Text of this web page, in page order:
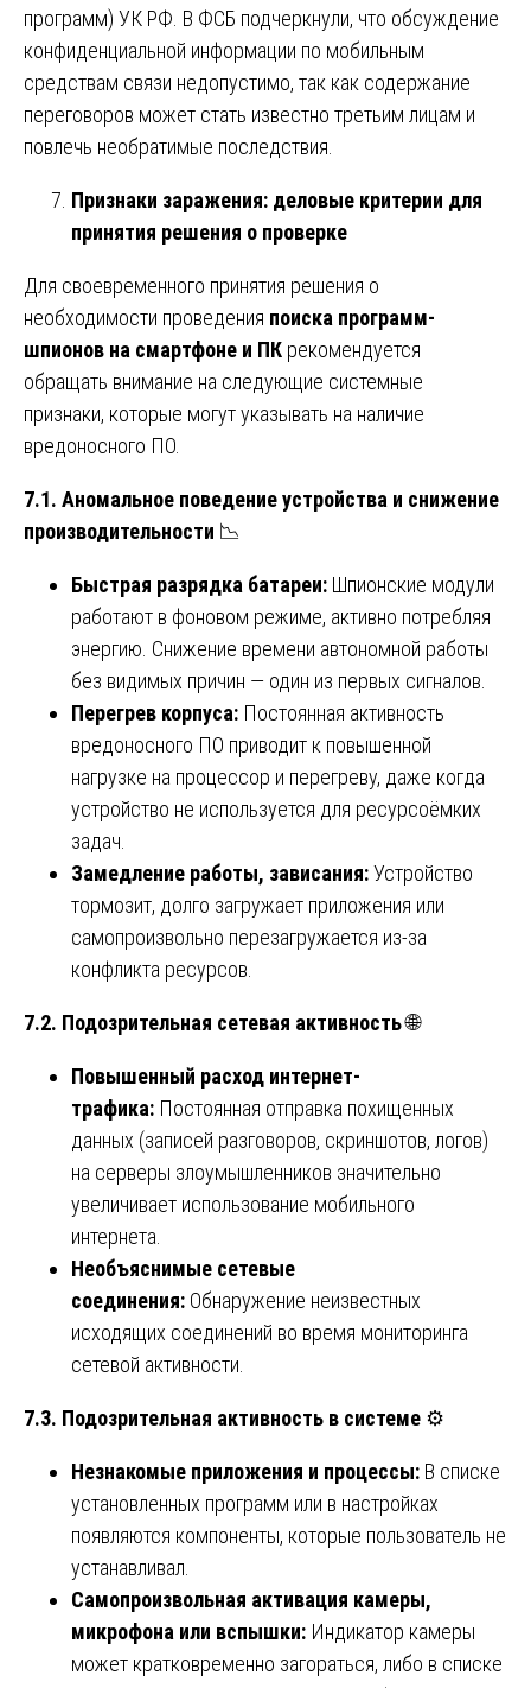
программ) УК РФ. В ФСБ подчеркнули, что обсуждение
конфиденциальной информации по мобильным
средствам связи недопустимо, так как содержание
переговоров может стать известно третьим лицам и
повлечь необратимые последствия.
Признаки заражения: деловые критерии для
принятия решения о проверке
Для своевременного принятия решения о
необходимости проведения поиска программ-
шпионов на смартфоне и ПК рекомендуется
обращать внимание на следующие системные
признаки, которые могут указывать на наличие
вредоносного ПО.
7.1. Аномальное поведение устройства и снижение
производительности 📉
Быстрая разрядка батареи: Шпионские модули
работают в фоновом режиме, активно потребляя
энергию. Снижение времени автономной работы
без видимых причин — один из первых сигналов.
Перегрев корпуса: Постоянная активность
вредоносного ПО приводит к повышенной
нагрузке на процессор и перегреву, даже когда
устройство не используется для ресурсоёмких
задач.
Замедление работы, зависания:Устройство
тормозит, долго загружает приложения или
самопроизвольно перезагружается из-за
конфликта ресурсов.
7.2. Подозрительная сетевая активность🌐
Повышенный расход интернет-
трафика: Постоянная отправка похищенных
данных (записей разговоров, скриншотов, логов)
на серверы злоумышленников значительно
увеличивает использование мобильного
интернета.
Необъяснимые сетевые
соединения: Обнаружение неизвестных
исходящих соединений во время мониторинга
сетевой активности.
7.3. Подозрительная активность в системе ⚙️
Незнакомые приложения и процессы: В списке
установленных программ или в настройках
появляются компоненты, которые пользователь не
устанавливал.
Самопроизвольная активация камеры,
микрофона или вспышки: Индикатор камеры
может кратковременно загораться, либо в списке